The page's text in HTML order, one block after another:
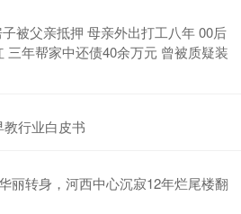
被父亲抵押 母亲外出打工八年 00后
三年帮家中还债40余万元 曾被质疑装
行业白皮书
丽转身，河西中心沉寂12年烂尾楼翻